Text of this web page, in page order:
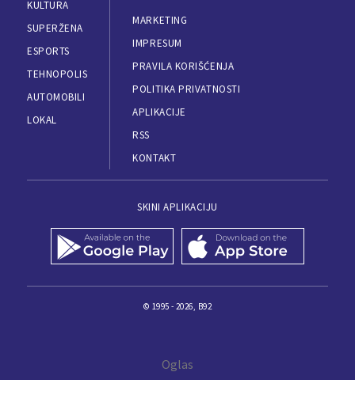
KULTURA
SUPERŽENA
ESPORTS
TEHNOPOLIS
AUTOMOBILI
LOKAL
MARKETING
IMPRESUM
PRAVILA KORIŠĆENJA
POLITIKA PRIVATNOSTI
APLIKACIJE
RSS
KONTAKT
SKINI APLIKACIJU
© 1995 - 2026, B92